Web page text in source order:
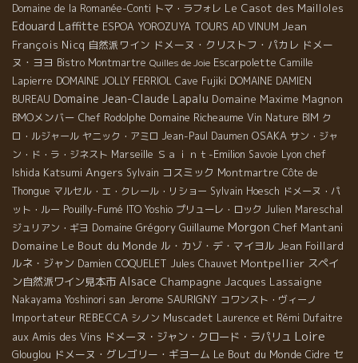
Domaine de la Romanée-Conti トマ・ラフォレ Le Casot des Mailloles
Edouard Laffitte ESPOA YOROZUYA TOURS AD VINUM Jean
François Nicq 自然派ワイン ドメーヌ・クリストフ・パカレ ドメー
ヌ・ヨヨ Bistro Montmartre Quilles de Joie Escarpolette Camille
Lapierre DOMAINE JOLLY FERRIOL Cave Fujiki DOMAINE DAMIEN
BUREAU Domaine Jean-Claude Lapalu Domaine Maxime Magnon
BMOメンバー Chef Rodolphe Domaine Richeaume Vin Nature BIM ク
ロ・ルジャール ヤニック・アミロ Jean-Paul Daumen OSAKA サン・ジャ
ン・ド・ラ・ジネスト Marseille Ｓａｉｎｔ-Emilion Savoie Lyon chef
Ishida Katsumi Angers Sylvain コスミック Montmartre Côte de
Thongue マルセル・エ・クレール・リショー Sylvain Hoesch ドメーヌ・パ
ット・ルー Pouilly-Fumé ITO Yoshio プリューレ・ロック Julien Mareschal
ジュリアン・ギヨ Domaine Grégory Guillaume Morgon Chef Mantani
Domaine Le Bout du Monde ル・カゾ・デ・マイヨル Jean Foillard
ルネ・ジャン Damien COQUELET Jules Chauvet Montpellier スペイ
ン自然派ワイン見本市 Alsace Champagne Jacques Lassaigne
Nakayama Yoshinori san Jerome SAURIGNY コワンスト・ヴィーノ
Importateur REBECCA シノン Muscadet Laurence et Rémi Dufaitre
aux Amis des Vins ドメーヌ・ジャン・クロード・ラパリュ Loire
Glouglou ドメーヌ・グレゴリー・ギヨーム Le Bout du Monde Cidre セ